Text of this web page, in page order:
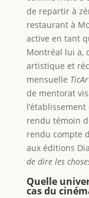
de repartir à
restaurant à
active en tant
Montréal lui a,
artistique et
mensuelle
de mentorat
rendu témoin
rendu compte
aux éditions
de dire les
Quelle
cas du